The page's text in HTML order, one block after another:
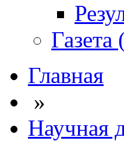
Газета
Главная
»
Научная